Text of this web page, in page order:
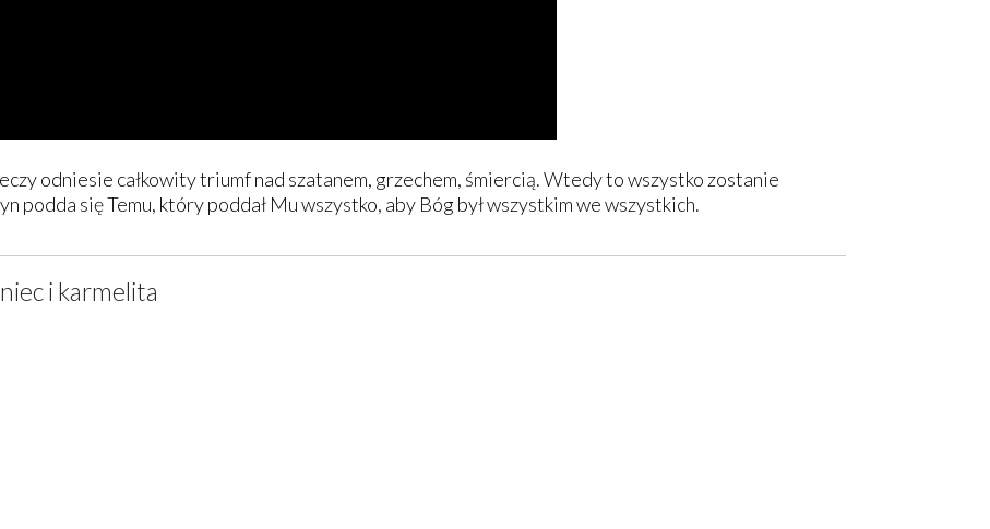
odniesie całkowity triumf nad szatanem, grzechem, śmiercią. Wtedy to wszystko zostanie
podda się Temu, który poddał Mu wszystko, aby Bóg był wszystkim we wszystkich.
i karmelita